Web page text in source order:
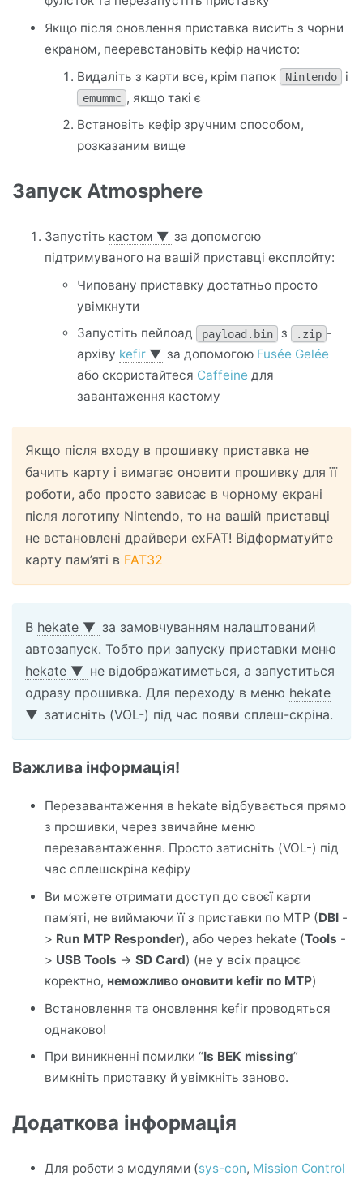
Якщо після оновлення приставка висить з чорни
екраном, пееревстановіть кефір начисто:
Видаліть з карти все, крім папок
Nintendo і
emummc , якщо такі є
Встановіть кефір зручним способом,
розказаним вище
Запуск Atmosphere
Запустіть кастом ▼ за допомогою
підтримуваного на вашій приставці експлойту:
Чиповану приставку достатньо просто
увімкнути
Запустіть пейлоад
payload.bin з .zip -
архіву kefir ▼ за допомогою Fusée Gelée
або скористайтеся Caffeine для
завантаження кастому
Якщо після входу в прошивку приставка не
бачить карту і вимагає оновити прошивку для її
роботи, або просто зависає в чорному екрані
після логотипу Nintendo, то на вашій приставці
не встановлені драйвери exFAT! Відформатуйте
карту пам’яті в FAT32
В hekate ▼ за замовчуванням налаштований
автозапуск. Тобто при запуску приставки меню
hekate ▼ не відображатиметься, а запуститься
одразу прошивка. Для переходу в меню hekate
▼ затисніть (VOL-) під час появи сплеш-скріна.
Важлива інформація!
Перезавантаження в hekate відбувається прямо
з прошивки, через звичайне меню
перезавантаження. Просто затисніть (VOL-) під
час сплешскріна кефіру
Ви можете отримати доступ до своєї карти
пам’яті, не виймаючи її з приставки по MTP (DBI -
> Run MTP Responder), або через hekate (Tools -
> USB Tools ->SD Card) (не у всіх працює
коректно, неможливо оновити kefir по MTP)
Встановлення та оновлення kefir проводяться
однаково!
При виникненні помилки “Is BEK missing”
вимкніть приставку й увімкніть заново.
Додаткова інформація
Для роботи з модулями (sys-con, Mission Control